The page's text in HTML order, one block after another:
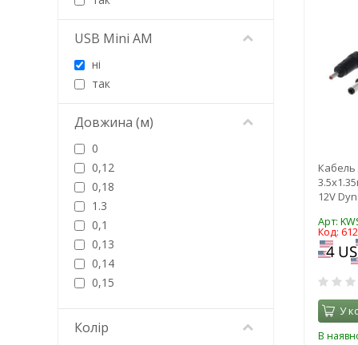
Кабель
12V
Арт:
Код:
У
В
Havit
HP
Hypernet
ID11 GmbH
iKAKU
InLine
Intaleo
J5create
Jabra
Kingda
Lapara
LC-Power
Lenovo
Lucom
Luxe Cube
USB Mini AM
ні
так
Довжина (м)
0
0,12
0,18
1.3
0,1
0,13
0,14
0,15
0,22
0,25
Колір